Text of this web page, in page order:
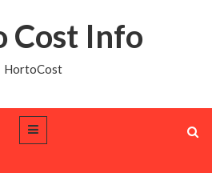
Cost Info
HortoCost